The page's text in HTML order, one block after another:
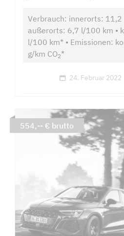
Verbrauch: innerorts: 11,2
außerorts: 6,7 l/100 km •
l/100 km* • Emissionen:
g/km CO2*
24. Februar 2022
554,-- € brutto